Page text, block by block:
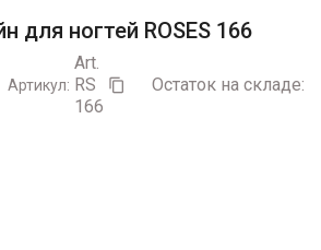
для ногтей ROSES 166
Артикул:
Art.
RS
166
 Остаток на складе: